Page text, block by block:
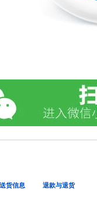
送货信息 退款与退货